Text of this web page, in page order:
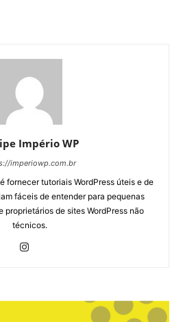
Império WP
imperiowp.com.br
fornecer tutoriais WordPress úteis e de
fáceis de entender para pequenas
proprietários de sites WordPress não
técnicos.